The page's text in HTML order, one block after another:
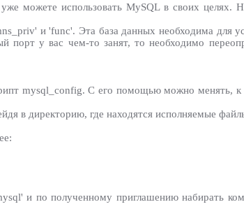
можете использовать MySQL в своих целях.
и 'func'. Эта база данных необходима для
у вас чем-то занят, то необходимо
mysql_config. С его помощью можно менять, к
в директорию, где находятся исполняемые
и по полученному приглашению набирать